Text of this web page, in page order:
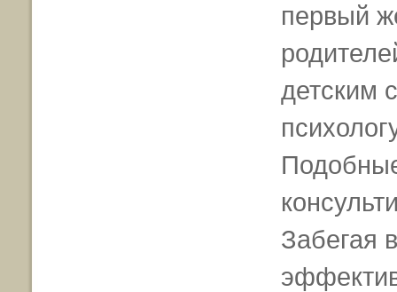
первый
детским
Забегая